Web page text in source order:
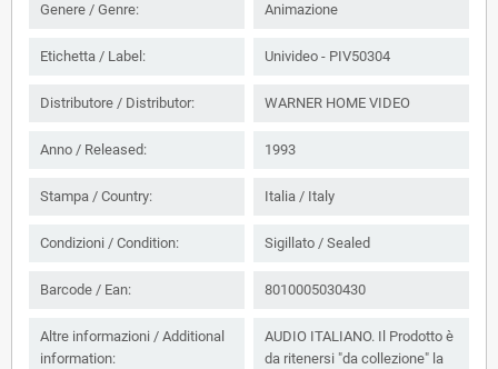
Genere / Genre: Animazione
Etichetta / Label: Univideo - PIV50304
Distributore / Distributor: WARNER HOME VIDEO
Anno / Released: 1993
Stampa / Country: Italia / Italy
Condizioni / Condition: Sigillato / Sealed
Barcode / Ean: 8010005030430
Altre informazioni / Additional
information:
AUDIO ITALIANO. Il Prodotto è
da ritenersi "da collezione" la